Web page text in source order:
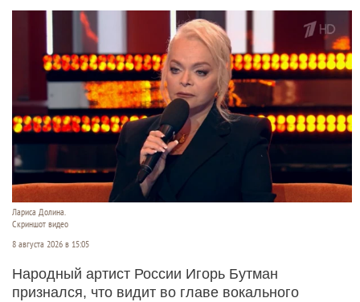
Лариса Долина.
Скриншот видео
8 августа 2026 в 15:05
Народный артист России Игорь Бутман
признался, что видит во главе вокального